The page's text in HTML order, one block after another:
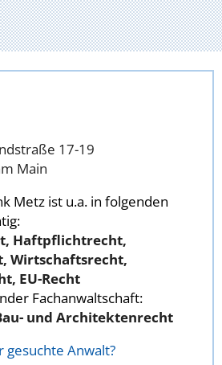
17-19
Main
Metz ist u.a. in folgenden
Haftpflichtrecht,
Wirtschaftsrecht,
EU-Recht
Fachanwaltschaft:
und Architektenrecht
gesuchte Anwalt?